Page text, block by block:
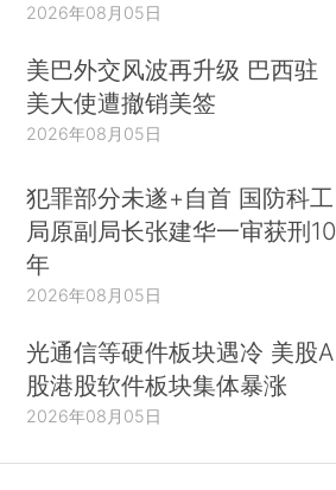
2026年08月05日
美巴外交风波再升级 巴西驻
美大使遭撤销美签
2026年08月05日
犯罪部分未遂+自首 国防科工
局原副局长张建华一审获刑10
年
2026年08月05日
光通信等硬件板块遇冷 美股A
股港股软件板块集体暴涨
2026年08月05日